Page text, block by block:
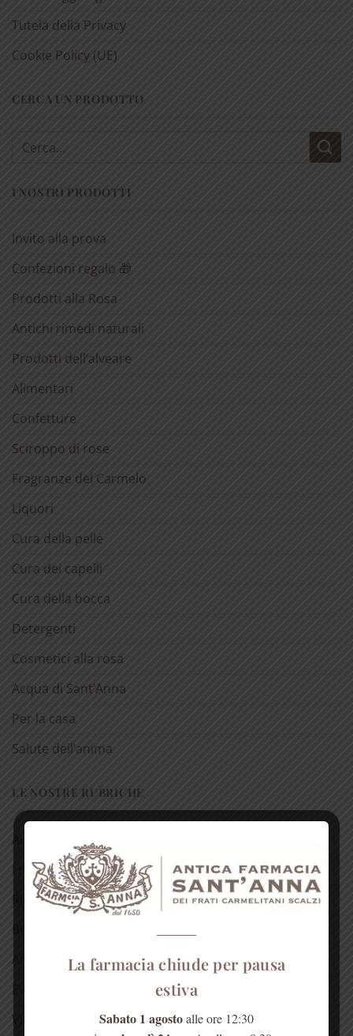
Tutela della Privacy
Cookie Policy (UE)
CERCA UN PRODOTTO
Cerca:
I NOSTRI PRODOTTI
Invito alla prova
Confezioni regalo 🎁
Prodotti alla Rosa
Antichi rimedi naturali
Prodotti dell’alveare
Alimentari
Confetture
Sciroppo di rose
Fragranze del Carmelo
Liquori
Cura della pelle
Cura dei capelli
Cura della bocca
Detergenti
Cosmetici alla rosa
Acqua di Sant’Anna
Per la casa
Salute dell’anima
LE NOSTRE RUBRICHE
Antica spezieria
I nostri consigli
Ricette
Bellezza
Aforismi
Video
La farmacia chiude per pausa
estiva
Sabato 1 agostoalle ore 12:30